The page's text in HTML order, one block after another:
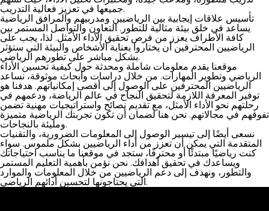
جميعها في تعزيز فعالية التدريب.
تأسيس علاقات إيجابية بين الرياضيين ومدربيهم والمرافق الرياضية
يساعد في خلق بيئة مثالية للتطور. التعاون والتواصل المستمر بين
كافة الأطراف يعزز من فرص تحقيق الأداء الأمثل. لذا، يجب على
الرياضيين المحترفين أن يختاروا بعناية الأشخاص والبيئة التي ستؤثر
بشكل مباشر على تطورهم الرياضي.
موقعنا يقدم معلومات شاملة ومحدثة حول كيفية تحسين الأداء
الرياضي وتطوير المهارات. من خلال دراسات وأبحاث موثوقة، نساعد
الرياضيين المحترفين على الوصول إلى أقصى إمكانياتهم. هدفنا هو
توفير المعرفة اللازمة لتحقيق النجاح في عالم الرياضة، ودعمهم في
رحلتهم نحو الأداء الأمثل، مع تقديم نصائح واستراتيجيات مهنية تضمن
تفوقهم في مجالاتهم. نحن هنا لضمان أن تكون تجربتك الرياضية متميزة
ومليئة بالنجاحات.
نسعى أيضًا إلى تيسير الوصول إلى المعلومات الضرورية، والتقنيات
المتقدمة التي يمكن أن تعزز من أداء الرياضيين بشكل ملموس. سواء
كنت رياضيًا مبتدئًا أو محترفًا، ستجد في موقعنا ما يناسب احتياجاتك
ويساعدك في تحقيق أهدافك. نحن نؤمن بأهمية التعليم المستمر
والتطور، ونهدف إلى دعم الرياضيين من خلال المعلومات والموارد
التي يحتاجونها لتحسين أدائهم الرياضي.